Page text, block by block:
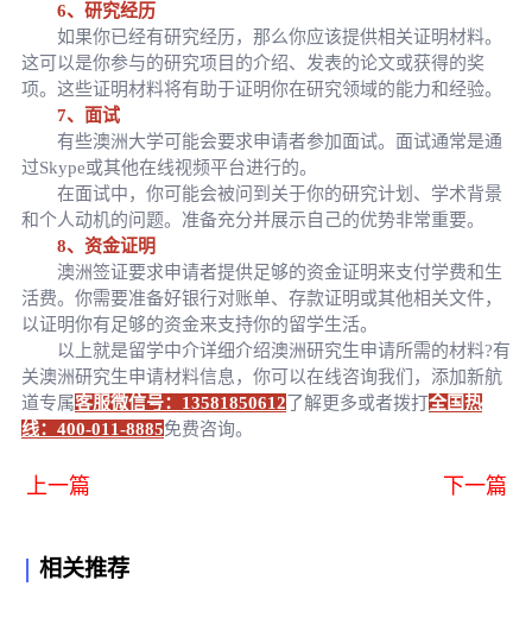
6、研究经历
如果你已经有研究经历，那么你应该提供相关证明材料。
这可以是你参与的研究项目的介绍、发表的论文或获得的奖
项。这些证明材料将有助于证明你在研究领域的能力和经验。
7、面试
有些澳洲大学可能会要求申请者参加面试。面试通常是通
过Skype或其他在线视频平台进行的。
在面试中，你可能会被问到关于你的研究计划、学术背景
和个人动机的问题。准备充分并展示自己的优势非常重要。
8、资金证明
澳洲签证要求申请者提供足够的资金证明来支付学费和生
活费。你需要准备好银行对账单、存款证明或其他相关文件，
以证明你有足够的资金来支持你的留学生活。
以上就是留学中介详细介绍澳洲研究生申请所需的材料?有
关澳洲研究生申请材料信息，你可以在线咨询我们，添加新航
道专属客服微信号：13581850612 了解更多或者拨打全国热
线：400-011-8885免费咨询。
上一篇 下一篇
相关推荐